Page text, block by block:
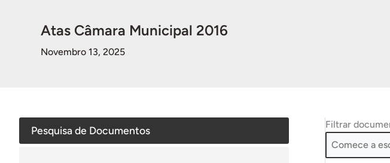
Atas Câmara Municipal 2016
Novembro 13, 2025
Pesquisa de Documentos Filtrar